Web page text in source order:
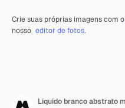
Crie suas próprias imagens com o
nosso editor de fotos.